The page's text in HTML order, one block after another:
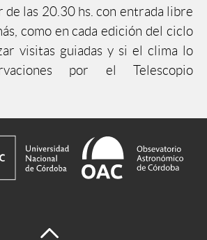
las 20.30 hs. con entrada libre
como en cada edición del ciclo
visitas guiadas y si el clima lo
por el Telescopio